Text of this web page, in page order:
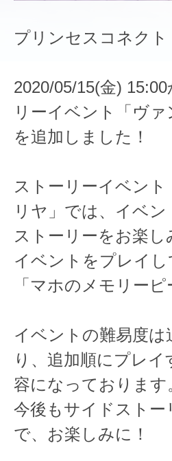
プリンセスコネク
2020/05/15(金)
リーイベント「ヴ
を追加しました！
ストーリーイベン
リヤ」では、イベ
ストーリーをお楽し
イベントをプレイ
「マホのメモリー
イベントの難易度
り、追加順にプレ
容になっております
今後もサイドスト
で、お楽しみに！